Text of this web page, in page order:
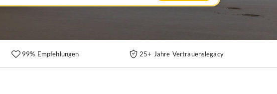
99% Empfehlungen 25+ Jahre Vertrauenslegacy